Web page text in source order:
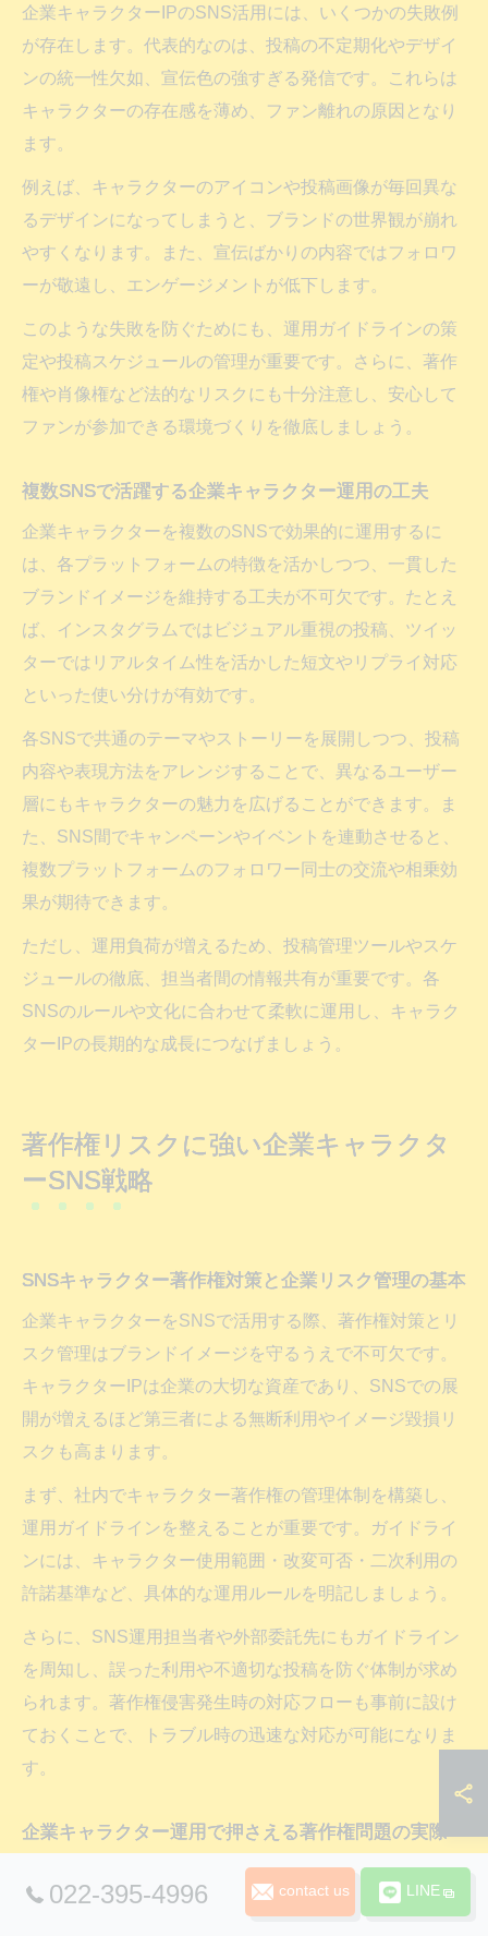
企業キャラクターIPのSNS活用には、いくつかの失敗例
が存在します。代表的なのは、投稿の不定期化やデザイ
ンの統一性欠如、宣伝色の強すぎる発信です。これらは
キャラクターの存在感を薄め、ファン離れの原因となり
ます。
例えば、キャラクターのアイコンや投稿画像が毎回異な
るデザインになってしまうと、ブランドの世界観が崩れ
やすくなります。また、宣伝ばかりの内容ではフォロワ
ーが敬遠し、エンゲージメントが低下します。
このような失敗を防ぐためにも、運用ガイドラインの策
定や投稿スケジュールの管理が重要です。さらに、著作
権や肖像権など法的なリスクにも十分注意し、安心して
ファンが参加できる環境づくりを徹底しましょう。
複数SNSで活躍する企業キャラクター運用の工夫
企業キャラクターを複数のSNSで効果的に運用するに
は、各プラットフォームの特徴を活かしつつ、一貫した
ブランドイメージを維持する工夫が不可欠です。たとえ
ば、インスタグラムではビジュアル重視の投稿、ツイッ
ターではリアルタイム性を活かした短文やリプライ対応
といった使い分けが有効です。
各SNSで共通のテーマやストーリーを展開しつつ、投稿
内容や表現方法をアレンジすることで、異なるユーザー
層にもキャラクターの魅力を広げることができます。ま
た、SNS間でキャンペーンやイベントを連動させると、
複数プラットフォームのフォロワー同士の交流や相乗効
果が期待できます。
ただし、運用負荷が増えるため、投稿管理ツールやスケ
ジュールの徹底、担当者間の情報共有が重要です。各
SNSのルールや文化に合わせて柔軟に運用し、キャラク
ターIPの長期的な成長につなげましょう。
著作権リスクに強い企業キャラクタ
ーSNS戦略
SNSキャラクター著作権対策と企業リスク管理の基本
企業キャラクターをSNSで活用する際、著作権対策とリ
スク管理はブランドイメージを守るうえで不可欠です。
キャラクターIPは企業の大切な資産であり、SNSでの展
開が増えるほど第三者による無断利用やイメージ毀損リ
スクも高まります。
まず、社内でキャラクター著作権の管理体制を構築し、
運用ガイドラインを整えることが重要です。ガイドライ
ンには、キャラクター使用範囲・改変可否・二次利用の
許諾基準など、具体的な運用ルールを明記しましょう。
さらに、SNS運用担当者や外部委託先にもガイドライン
を周知し、誤った利用や不適切な投稿を防ぐ体制が求め
られます。著作権侵害発生時の対応フローも事前に設け
ておくことで、トラブル時の迅速な対応が可能になりま
す。
企業キャラクター運用で押さえる著作権問題の実際
企業キャラクターのSNS運用では、著作権問題が現実的
なリスクとして顕在化しやすいです。特に、キャラクタ
022-395-4996 contact us LINE